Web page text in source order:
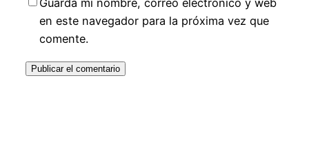
en este navegador para la próxima vez que
comente.